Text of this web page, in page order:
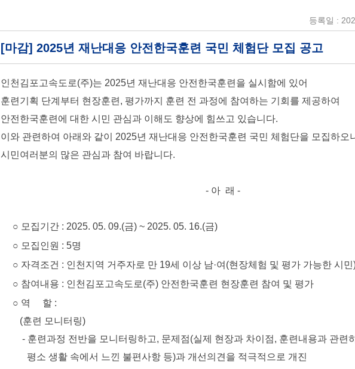
등록일 :
[마감] 2025년 재난대응 안전한국훈련 국민 체험단 모집 공고
인천김포고속도로(주)는 2025년 재난대응 안전한국훈련을 실시함에 있어
훈련기획 단계부터 현장훈련, 평가까지 훈련 전 과정에 참여하는 기회를 제공하여
안전한국훈련에 대한 시민 관심과 이해도 향상에 힘쓰고 있습니다.
이와 관련하여 아래와 같이 2025년 재난대응 안전한국훈련 국민 체험단을 모집하오
시민여러분의 많은 관심과 참여 바랍니다.
- 아 래 -
○ 모집기간 : 2025. 05. 09.(금) ~ 2025. 05. 16.(금)
○ 모집인원 : 5명
○ 자격조건 : 인천지역 거주자로 만 19세 이상 남·여(현장체험 및 평가 가능한 시민
○ 참여내용 : 인천김포고속도로(주) 안전한국훈련 현장훈련 참여 및 평가
○ 역 할 :
(훈련 모니터링)
- 훈련과정 전반을 모니터링하고, 문제점(실제 현장과 차이점, 훈련내용과 관련
평소 생활 속에서 느낀 불편사항 등)과 개선의견을 적극적으로 개진